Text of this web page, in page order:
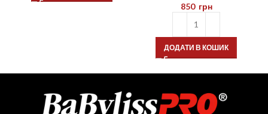
850 грн
ДОДАТИ В КОШИК